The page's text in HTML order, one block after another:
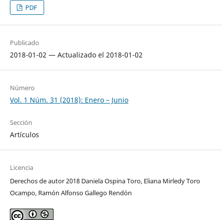
PDF
Publicado
2018-01-02 — Actualizado el 2018-01-02
Número
Vol. 1 Núm. 31 (2018): Enero – Junio
Sección
Artículos
Licencia
Derechos de autor 2018 Daniela Ospina Toro, Eliana Mirledy Toro
Ocampo, Ramón Alfonso Gallego Rendón